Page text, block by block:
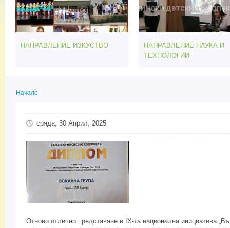
НАПРАВЛЕНИЕ ИЗКУСТВО
НАПРАВЛЕНИЕ НАУКА И
ТЕХНОЛОГИИ
Начало
сряда, 30 Април, 2025
Отново отлично представяне в IX-та национална инициатива